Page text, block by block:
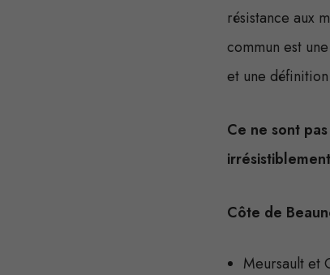
résistance aux
commun est
et une
Ce ne sont
Côte de
Meursault et